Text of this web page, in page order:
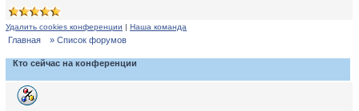
Удалить cookies конференции | Наша команда
Главная » Список форумов
Кто сейчас на конференции